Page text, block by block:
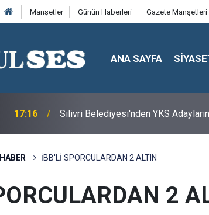
Manşetler Günün Haberleri Gazete Manşetleri
ANA SAYFA
17:16 Silivri Belediyesi'nden YKS
İBB'Lİ SPORCULARDAN 2 ALTIN
2